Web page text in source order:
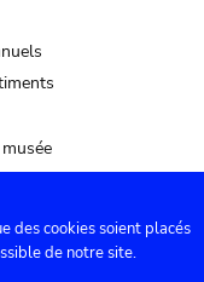
Paramètres de
des cookies soient placés
de notre site.